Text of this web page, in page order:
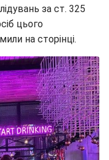
за ст. 325
цього
на сторінці.